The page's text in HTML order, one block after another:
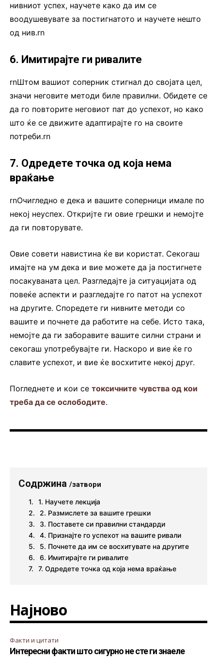
нивниот успех, научете како да им се
воодушевувате за постигнатото и научете нешто
од нив.rn
6. Имитирајте ги ривалите
rnШтом вашиот соперник стигнал до својата цел,
значи неговите методи биле правилни. Обидете се
да го повторите неговиот пат до успехот, но како
што ќе се движите адаптирајте го на своите
потреби.rn
7. Одредете точка од која нема
враќање
rnОчигледно е дека и вашите соперници имале по
некој неуспех. Откријте ги овие грешки и немојте
да ги повторувате.
Овие совети навистина ќе ви користат. Секогаш
имајте на ум дека и вие можете да ја постигнете
посакуваната цел. Разгледајте ја ситуацијата од
повеќе аспекти и разгледајте го патот на успехот
на другите. Споредете ги нивните методи со
вашите и почнете да работите на себе. Исто така,
немојте да ги заборавите вашите силни страни и
секогаш употребувајте ги. Наскоро и вие ќе го
славите успехот, и вие ќе восхитите некој друг.
Погледнете и кои се токсичните чувства од кои
треба да се ослободите.
Содржина /затвори
1. Научете лекција
2. Размислете за вашите грешки
3. Поставете си правилни стандарди
4. Признајте го успехот на вашите ривали
5. Почнете да им се восхитувате на другите
6. Имитирајте ги ривалите
7. Одредете точка од која нема враќање
Најново
Факти и цитати
Интересни факти што сигурно не сте ги знаеле